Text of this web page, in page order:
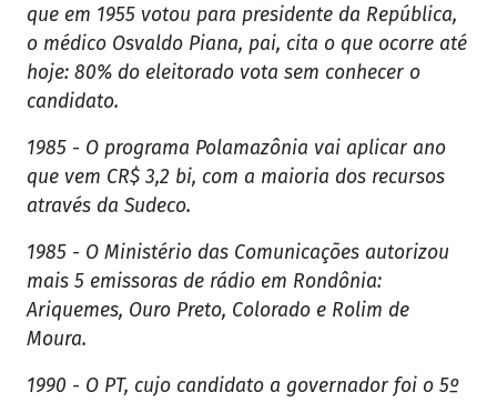
que em 1955 votou para presidente da República,
o médico Osvaldo Piana, pai, cita o que ocorre até
hoje: 80% do eleitorado vota sem conhecer o
candidato.
1985 - O programa Polamazônia vai aplicar ano
que vem CR$ 3,2 bi, com a maioria dos recursos
através da Sudeco.
1985 - O Ministério das Comunicações autorizou
mais 5 emissoras de rádio em Rondônia:
Ariquemes, Ouro Preto, Colorado e Rolim de
Moura.
1990 - O PT, cujo candidato a governador foi o 5º